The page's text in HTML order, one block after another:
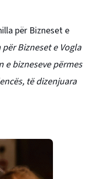
për Bizneset e
për Bizneset e Vogla
e bizneseve përmes
të dizenjuara